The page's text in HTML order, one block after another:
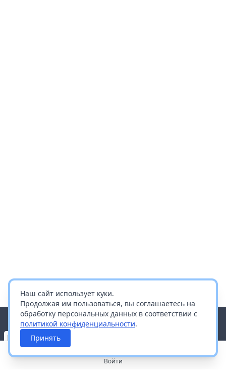
Наш сайт использует куки.
Продолжая им пользоваться, вы соглашаетесь на
обработку персональных данных в соответствии с
политикой конфиденциальности.
Принять
Войти